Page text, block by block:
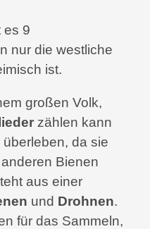
es 9
nur die westliche
ist.
großen Volk,
zählen kann
da sie
Bienen
aus einer
und Drohnen.
für das Sammeln,